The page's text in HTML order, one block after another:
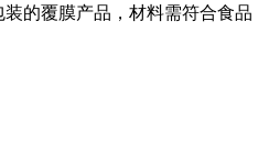
的覆膜产品，材料需符合食品